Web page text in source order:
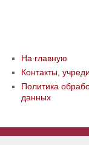
На главную
Контакты,
Политика
данных